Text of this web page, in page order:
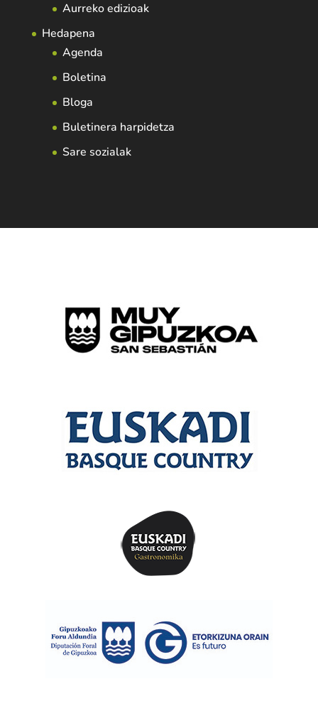
Aurreko edizioak
Hedapena
Agenda
Boletina
Bloga
Buletinera harpidetza
Sare sozialak